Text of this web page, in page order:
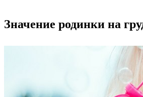
Значение родинки на